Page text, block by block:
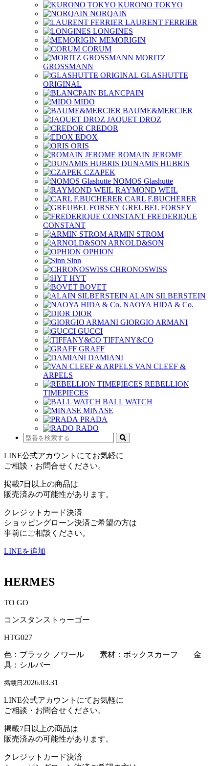
KURONO TOKYO
NORQAIN
LAURENT FERRIER
LONGINES
MEMORIGIN
CORUM
MORITZ
GROSSMANN
GLASHUTTE
ORIGINAL
BLANCPAIN
MIDO
BAUME&MERCIER
JAQUET DROZ
CREDOR
EDOX
ORIS
ROMAIN JEROME
DUNAMIS HUBRIS
CZAPEK
NOMOS Glashutte
RAYMOND WEIL
CARL F.BUCHERER
GREUBEL FORSEY
FREDERIQUE
CONSTANT
ARMIN STROM
ARNOLD&SON
OPHION
Sinn
CHRONOSWISS
HYT
BOVET
ALAIN SILBERSTEIN
NAOYA HIDA & Co.
DIOR
GIORGIO ARMANI
GUCCI
TIFFANY&CO
GRAFF
DAMIANI
VAN CLEEF &
ARPELS
REBELLION
TIMEPIECES
BALL WATCH
MINASE
PRADA
RADO
LINE公式アカウントにてお気軽に
ご相談・お問合せください。
掲載7日以上の商品は
販売済みの可能性があります。
クレジットカード決済
ショッピングローン決済ご希望の方は
事前にご相談ください。
LINEを追加
HERMES
TO GO
コンスタンストゥーゴー
HTG027
色：ブラック ノワール 素材：ボックスカーフ 金
具：シルバー
掲載日 2026.03.31
LINE公式アカウントにてお気軽に
ご相談・お問合せください。
掲載7日以上の商品は
販売済みの可能性があります。
クレジットカード決済